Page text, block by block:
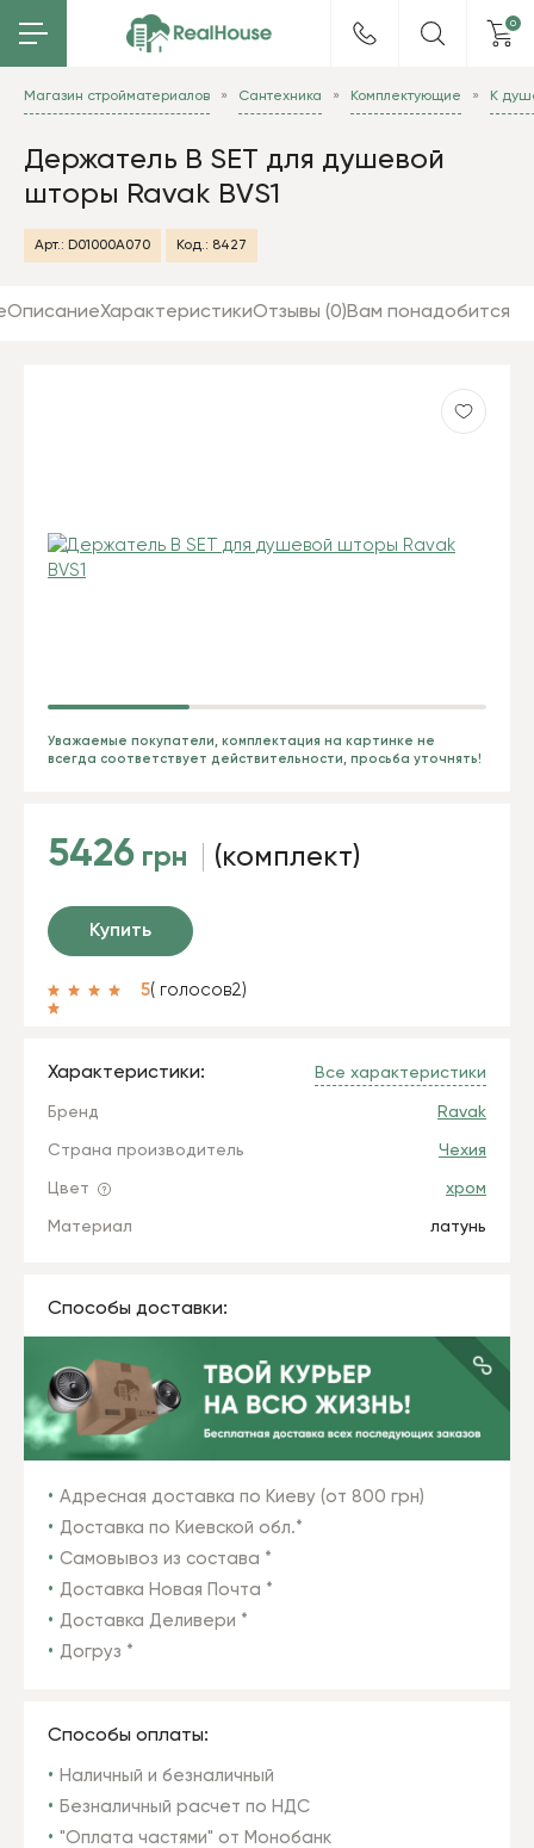
0
Магазин стройматериалов Сантехника Комплектующие К
Держатель B SET для душевой
шторы Ravak BVS1
Арт.: D01000A070 Код.: 8427
ОписаниеХарактеристикиОтзывы (0)Вам понадобится
Уважаемые покупатели, комплектация на картинке не
всегда соответствует действительности, просьба уточнять!
5426 грн (комплект)
Купить
5( голосов2)
Характеристики: Все характеристики
Бренд Ravak
Страна производитель Чехия
Цвет хром
Материал латунь
Способы доставки:
Адресная доставка по Киеву (от 800 грн)
Доставка по Киевской обл.*
Самовывоз из состава *
Доставка Новая Почта *
Доставка Деливери *
Догруз *
Способы оплаты:
Наличный и безналичный
Безналичный расчет по НДС
"Оплата частями" от Монобанк